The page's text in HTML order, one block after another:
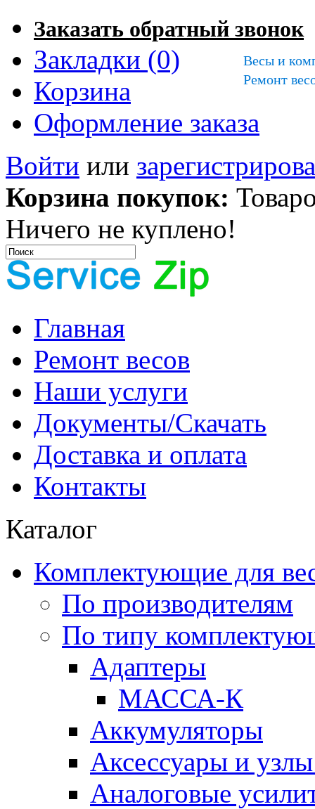
Заказать обратный звонок
Закладки (0)
Корзина
Оформление заказа
Войти или
Весы и
Ремонт
Корзина покупок:
Ничего не куплено!
Главная
Ремонт весов
Наши услуги
Документы/Скачать
Доставка и оплата
Контакты
Каталог
Комплектующие для
По производителям
По типу
Адаптеры
МАССА-К
Аккумуляторы
Аксессуары и
Аналоговые